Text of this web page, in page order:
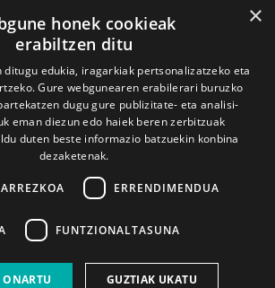
2026ko mar. 1a
×
honek cookieak
erabiltzen ditu
ditugu edukia, iragarkiak pertsonalizatzeko eta
Gure webgunearen erabilerari buruzko
dugu gure publizitate- eta analisi-
eman diezun edo haiek beren zerbitzuak
duten beste informazio batzuekin konbina
dezaketenak.
ERRENDIMENDUA
FUNTZIONALTASUNA
GUZTIAK UKATU